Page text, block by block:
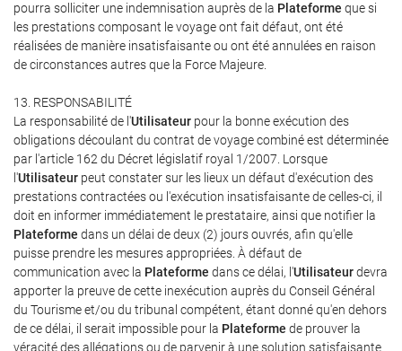
pourra solliciter une indemnisation auprès de la Plateforme que si
les prestations composant le voyage ont fait défaut, ont été
réalisées de manière insatisfaisante ou ont été annulées en raison
de circonstances autres que la Force Majeure.
13. RESPONSABILITÉ
La responsabilité de l'Utilisateur pour la bonne exécution des
obligations découlant du contrat de voyage combiné est déterminée
par l'article 162 du Décret législatif royal 1/2007. Lorsque
l'Utilisateur peut constater sur les lieux un défaut d'exécution des
prestations contractées ou l'exécution insatisfaisante de celles-ci, il
doit en informer immédiatement le prestataire, ainsi que notifier la
Plateforme dans un délai de deux (2) jours ouvrés, afin qu'elle
puisse prendre les mesures appropriées. À défaut de
communication avec la Plateforme dans ce délai, l'Utilisateurdevra
apporter la preuve de cette inexécution auprès du Conseil Général
du Tourisme et/ou du tribunal compétent, étant donné qu'en dehors
de ce délai, il serait impossible pour la Plateforme de prouver la
véracité des allégations ou de parvenir à une solution satisfaisante